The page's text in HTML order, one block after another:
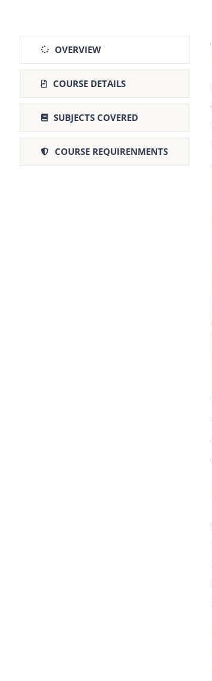
OVERVIEW
COURSE DETAILS
SUBJECTS COVERED
COURSE REQUIRENMENTS